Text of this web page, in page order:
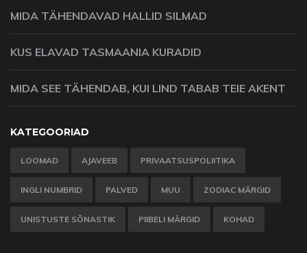
MIDA TÄHENDAVAD HALLID SILMAD
KUS ELAVAD TASMAANIA KURADID
MIDA SEE TÄHENDAB, KUI LIND TABAB TEIE AKENT
KATEGOORIAD
LOOMAD AJAVEEB PRIVAATSUSPOLIITIKA
INGLI NUMBRID PALVED MUU ZODIAC MÄRGID
UNISTUSTE SÕNASTIK PIIBELI MÄRGID KOHAD